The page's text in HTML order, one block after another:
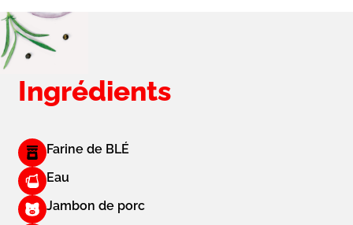
Ingrédients
Farine de BLÉ
Eau
Jambon de porc